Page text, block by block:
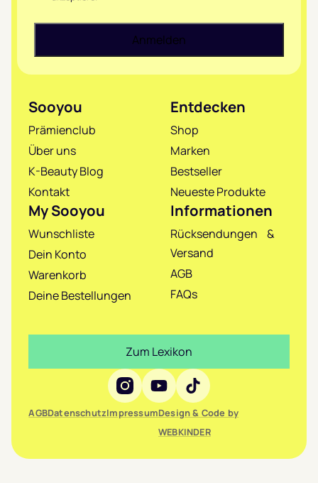
Sooyou
Prämienclub
Über uns
K-Beauty Blog
Kontakt
Entdecken
Shop
Marken
Bestseller
Neueste Produkte
My Sooyou
Wunschliste
Dein Konto
Warenkorb
Deine Bestellungen
Informationen
Rücksendungen &
Versand
AGB
FAQs
Social Media
AGBDatenschutzImpressumDesign & Code by
WEBKINDER
Zum Lexikon